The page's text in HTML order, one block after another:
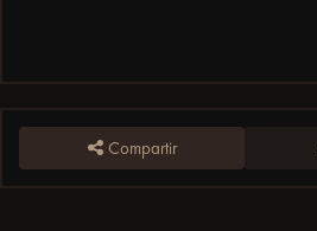
Compartir